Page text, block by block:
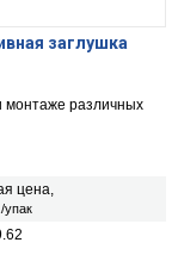
заглушка
монтаже различных
цена,
упак